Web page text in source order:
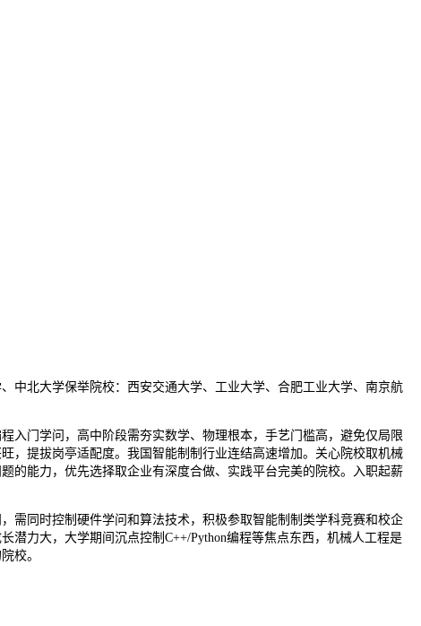
北大学保举院校：西安交通大学、工业大学、合肥工业大学、南京航
门学问，高中阶段需夯实数学、物理根本，手艺门槛高，避免仅局限
，提拔岗亭适配度。我国智能制制行业连结高速增加。关心院校取机械
的能力，优先选择取企业有深度合做、实践平台完美的院校。入职起薪
同时控制硬件学问和算法技术，积极参取智能制制类学科竞赛和校企
力大，大学期间沉点控制C++/Python编程等焦点东西，机械人工程是
校。